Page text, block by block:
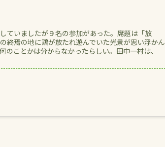
ていましたが９名の参加があった。席題は「放
終焉の地に鶏が放たれ遊んでいた光景が思い浮かん
ことかは分からなかったらしい。田中一村は、